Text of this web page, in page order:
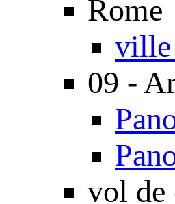
Rome
ville
09 -
vol de